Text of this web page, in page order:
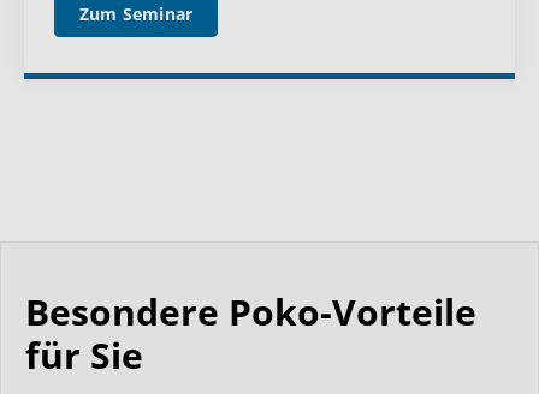
Zum Seminar
Besondere Poko-Vorteile
für Sie